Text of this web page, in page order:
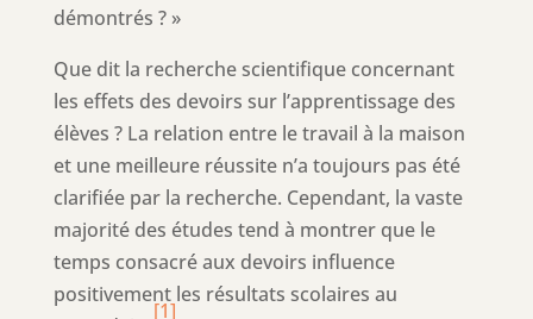
démontrés ? »
Que dit la recherche scientifique concernant
les effets des devoirs sur l’apprentissage des
élèves ? La relation entre le travail à la maison
et une meilleure réussite n’a toujours pas été
clarifiée par la recherche. Cependant, la vaste
majorité des études tend à montrer que le
temps consacré aux devoirs influence
positivement les résultats scolaires au
[1]